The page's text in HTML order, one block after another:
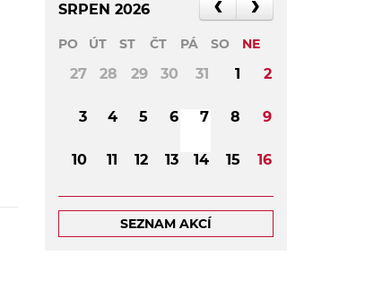
SRPEN 2026
PO ÚT ST ČT PÁ SO NE
27 28 29 30 31 1 2
3 4 5 6 7 8 9
10 11 12 13 14 15 16
17 18 19 20 21 22 23
SEZNAM AKCÍ